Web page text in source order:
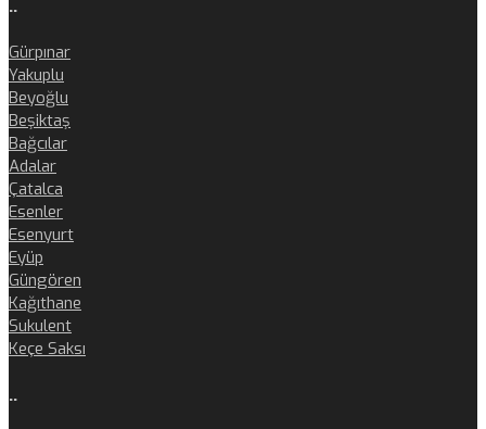
..
Gürpınar
Yakuplu
Beyoğlu
Beşiktaş
Bağcılar
Adalar
Çatalca
Esenler
Esenyurt
Eyüp
Güngören
Kağıthane
Sukulent
Keçe Saksı
..